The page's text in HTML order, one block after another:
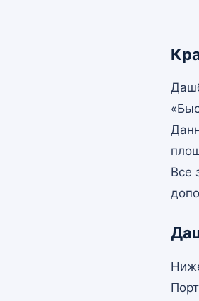
Все